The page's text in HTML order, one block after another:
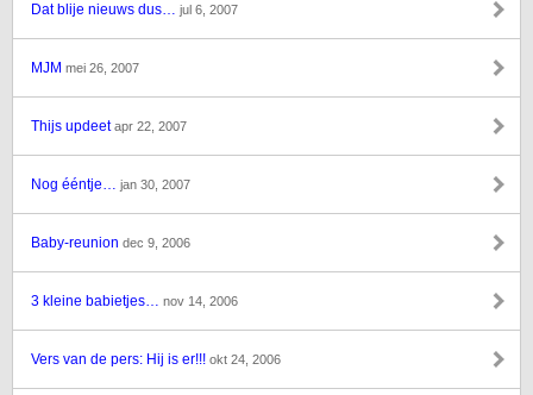
Dat blije nieuws dus… jul 6, 2007
MJM mei 26, 2007
Thijs updeetapr 22, 2007
Nog ééntje… jan 30, 2007
Baby-reunion dec 9, 2006
3 kleine babietjes… nov 14, 2006
Vers van de pers: Hij is er!!! okt 24, 2006